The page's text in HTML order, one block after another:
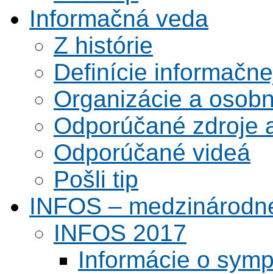
Informačná veda
Z histórie
Definície
Organizácie a
Odporúčané zdroje
Odporúčané videá
Pošli tip
INFOS –
INFOS 2017
Informácie o